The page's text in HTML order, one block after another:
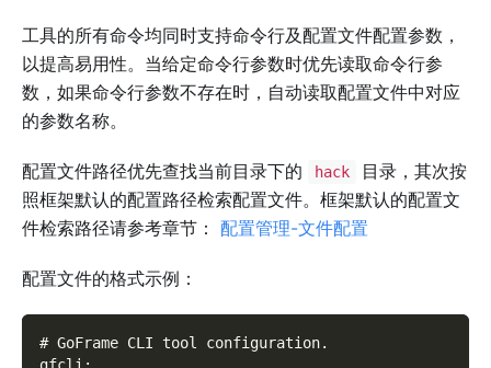
工具的所有命令均同时支持命令行及配置文件配置参数，
以提高易用性。当给定命令行参数时优先读取命令行参
数，如果命令行参数不存在时，自动读取配置文件中对应
的参数名称。
配置文件路径优先查找当前目录下的 hack
目录，其次按
照框架默认的配置路径检索配置文件。框架默认的配置文
件检索路径请参考章节： 配置管理-文件配置
配置文件的格式示例：
# GoFrame CLI tool configuration.
gfcli :